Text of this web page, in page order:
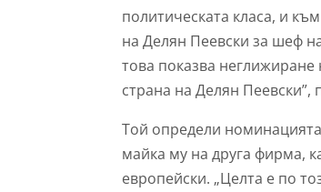
политическата класа, и
на Делян Пеевски за шеф
това показва
страна на Делян
Той определи
майка му на друга фирма,
европейски. „Целта е по